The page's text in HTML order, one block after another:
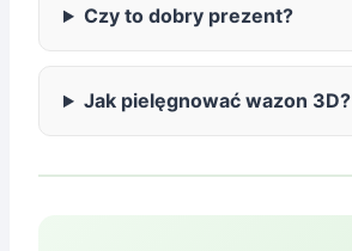
Czy to dobry prezent?
Jak pielęgnować wazon 3D?